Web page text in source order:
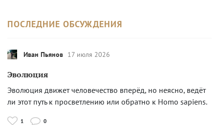
ПОСЛЕДНИЕ ОБСУЖДЕНИЯ
Иван Пьянов 17 июля 2026
Эволюция
Эволюция движет человечество вперёд, но неясно, ведёт
ли этот путь к просветлению или обратно к Homo sapiens.
1 0